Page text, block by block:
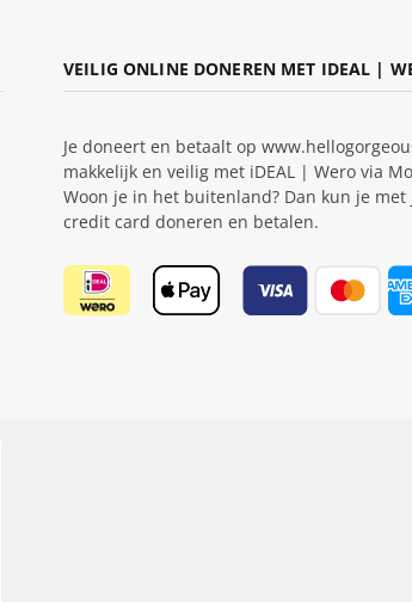
VEILIG ONLINE DONEREN MET IDEAL |
Je doneert en betaalt op
makkelijk en veilig met iDEAL | Wero via
Woon je in het buitenland? Dan kun je met
credit card doneren en betalen.